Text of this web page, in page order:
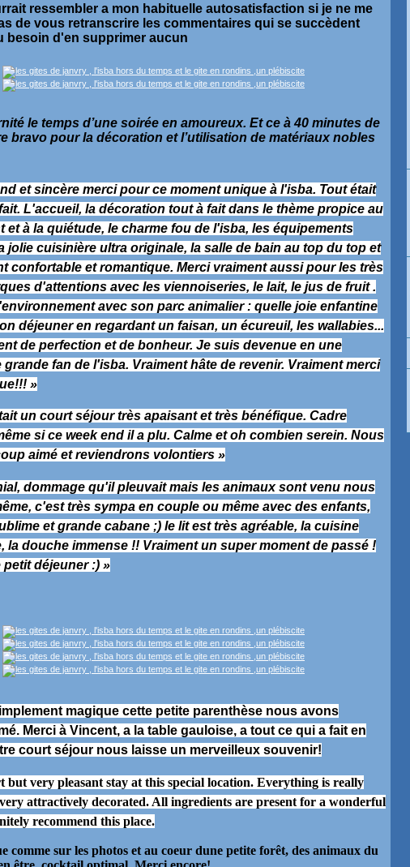
ressembler a mon habituelle autosatisfaction si je ne me
de vous retranscrire les commentaires qui se succèdent
besoin d'en supprimer aucun
le temps d’une soirée en amoureux. Et ce à 40 minutes de
bravo pour la décoration et l’utilisation de matériaux nobles
et sincère merci pour ce moment unique à l'isba. Tout était
L'accueil, la décoration tout à fait dans le thème propice au
et à la quiétude, le charme fou de l'isba, les équipements
jolie cuisinière ultra originale, la salle de bain au top du top et
confortable et romantique. Merci vraiment aussi pour les très
d'attentions avec les viennoiseries, le lait, le jus de fruit .
avec son parc animalier : quelle joie enfantine
déjeuner en regardant un faisan, un écureuil, les wallabies...
de perfection et de bonheur. Je suis devenue en une
fan de l'isba. Vraiment hâte de revenir. Vraiment merci
»
un court séjour très apaisant et très bénéfique. Cadre
si ce week end il a plu. Calme et oh combien serein. Nous
aimé et reviendrons volontiers »
dommage qu'il pleuvait mais les animaux sont venu nous
c'est très sympa en couple ou même avec des enfants,
et grande cabane ;) le lit est très agréable, la cuisine
la douche immense !! Vraiment un super moment de passé !
petit déjeuner :) »
magique cette petite parenthèse nous avons
Merci à Vincent, a la table gauloise, a tout ce qui a fait en
court séjour nous laisse un merveilleux souvenir!
but very pleasant stay at this special location. Everything is really
attractively decorated. All ingredients are present for a wonderful
recommend this place.
comme sur les photos et au coeur dune petite forêt, des animaux du